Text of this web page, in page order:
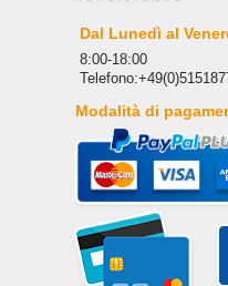
Dal Lunedì al
8:00-18:00
Modalità di